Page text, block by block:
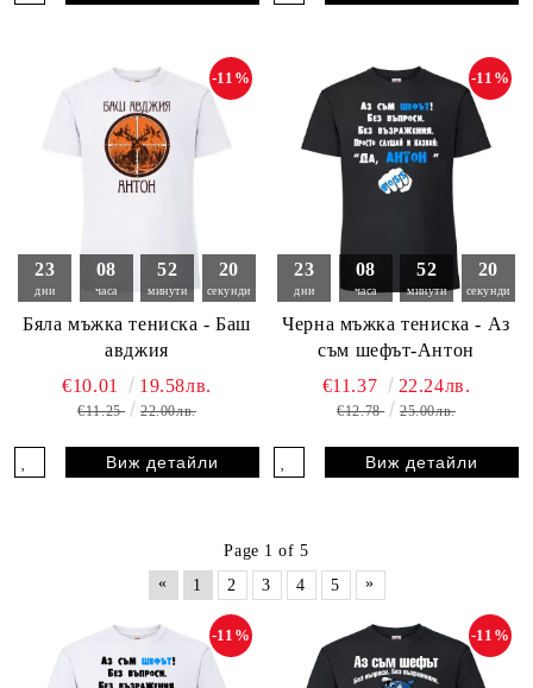
23
дни
08
часа
52
минути
18
секунди
Бяла мъжка тениска - Баш
авджия
-11%
€10.01 19.58лв.
€11.25 22.00лв.
Виж детайли
23
дни
08
часа
52
минути
18
секунди
Черна мъжка тениска - Аз
съм шефът-Антон
-11%
€11.37 22.24лв.
€12.78 25.00лв.
Виж детайли
Page 1 of 5
«
1 2 3 4 5 »
-11% -11%